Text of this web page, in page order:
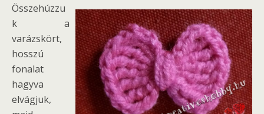
Összehúzzu
k a
varázskört,
hosszú
fonalat
hagyva
elvágjuk,